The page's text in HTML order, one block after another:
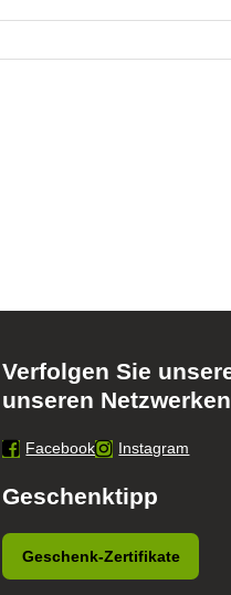
Verfolgen Sie
unseren Netzwerken
Facebook Instagram
Geschenktipp
Geschenk-Zertifikate